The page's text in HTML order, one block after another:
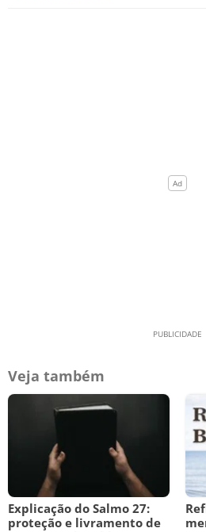
Veja também
Explicação do Salmo 27:
proteção e livramento de